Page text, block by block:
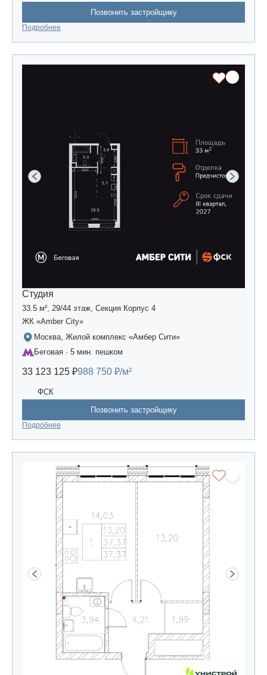
Позвонить застройщику
Подробнее
Студия
33.5 м², 29/44 этаж, Секция Корпус 4
ЖК «Amber Сity»
Москва, Жилой комплекс «Амбер Сити»
Беговая · 5 мин. пешком
33 123 125 ₽988 750 ₽/м²
ФСК
Позвонить застройщику
Подробнее